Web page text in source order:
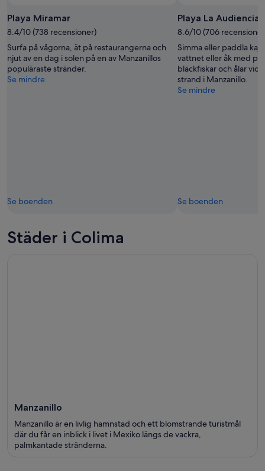
Playa Miramar
8.4/10 (738 recensioner)
Surfa på vågorna, ät på restaurangerna och
njut av en dag i solen på en av Manzanillos
populäraste stränder.
Se mindre
Se boenden
Playa La Audiencia
8.6/10 (706
Simma eller paddla
vattnet eller åk med
bläckfiskar och ålar vid
strand i Manzanillo.
Se mindre
Se boenden
Städer i Colima
Manzanillo
Manzanillo är en livlig hamnstad och ett blomstrande turistmål
där du får en inblick i livet i Mexiko längs de vackra,
palmkantade stränderna.